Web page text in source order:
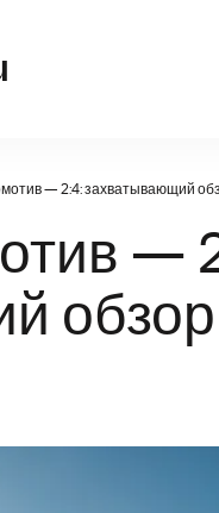
— 2:4: захватывающий
—